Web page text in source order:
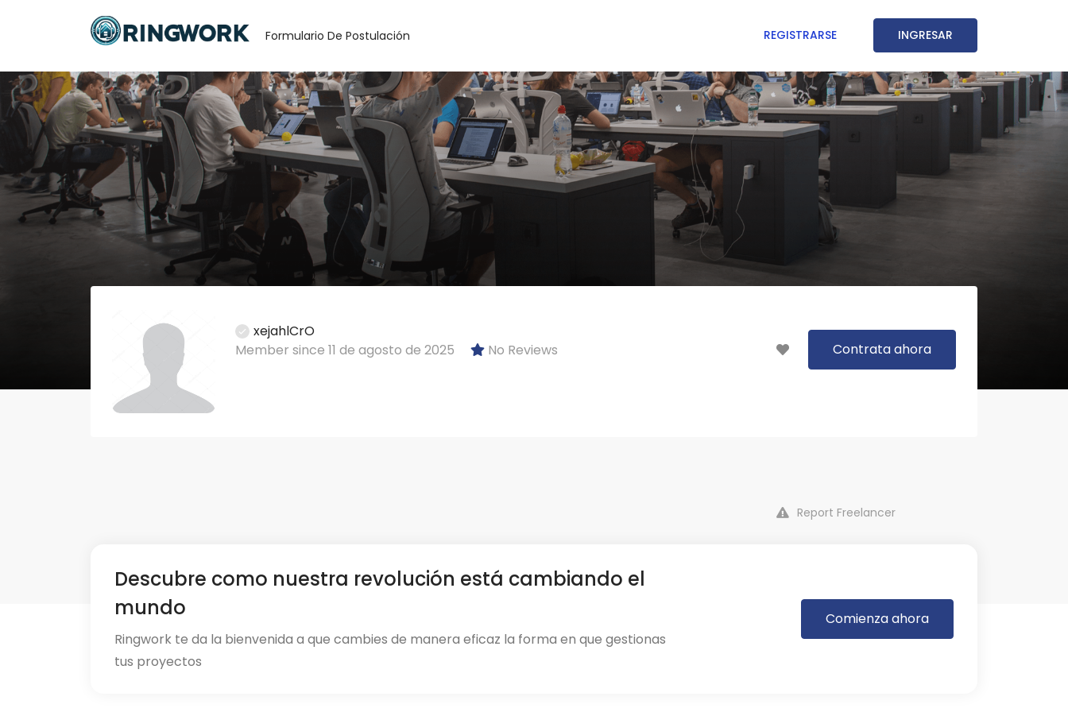
Formulario De Postulación REGISTRARSE INGRESAR
xejahlCrO
Member since 11 de agosto de 2025
No Reviews Contrata ahora
Report Freelancer
Descubre como nuestra revolución está cambiando el
mundo
Ringwork te da la bienvenida a que cambies de manera eficaz la forma en que gestionas
tus proyectos
Comienza ahora